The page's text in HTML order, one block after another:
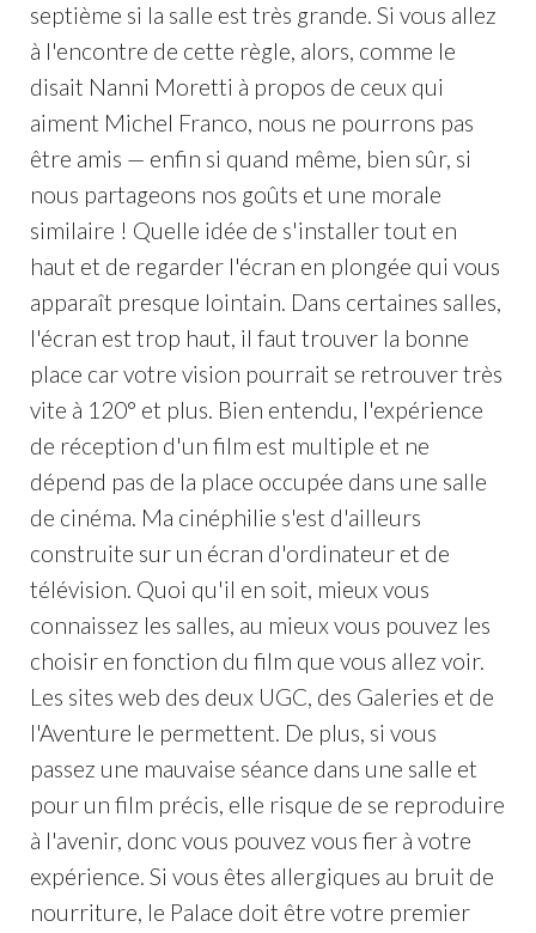
septième si la salle est très grande. Si vous allez
à l'encontre de cette règle, alors, comme le
disait Nanni Moretti à propos de ceux qui
aiment Michel Franco, nous ne pourrons pas
être amis — enfin si quand même, bien sûr, si
nous partageons nos goûts et une morale
similaire ! Quelle idée de s'installer tout en
haut et de regarder l'écran en plongée qui vous
apparaît presque lointain. Dans certaines salles,
l'écran est trop haut, il faut trouver la bonne
place car votre vision pourrait se retrouver très
vite à 120° et plus. Bien entendu, l'expérience
de réception d'un film est multiple et ne
dépend pas de la place occupée dans une salle
de cinéma. Ma cinéphilie s'est d'ailleurs
construite sur un écran d'ordinateur et de
télévision. Quoi qu'il en soit, mieux vous
connaissez les salles, au mieux vous pouvez les
choisir en fonction du film que vous allez voir.
Les sites web des deux UGC, des Galeries et de
l'Aventure le permettent. De plus, si vous
passez une mauvaise séance dans une salle et
pour un film précis, elle risque de se reproduire
à l'avenir, donc vous pouvez vous fier à votre
expérience. Si vous êtes allergiques au bruit de
nourriture, le Palace doit être votre premier